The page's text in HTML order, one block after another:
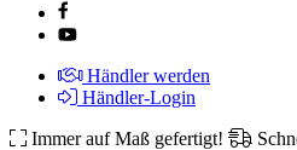
Händler werden
Händler-Login
Immer auf Maß gefertigt!